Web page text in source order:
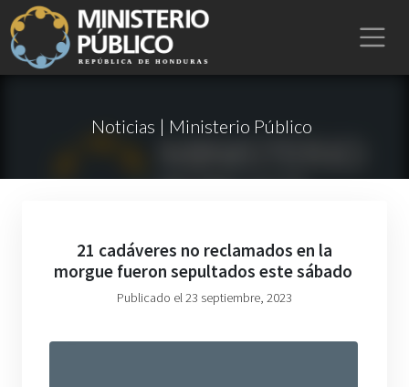
Noticias | Ministerio Público
21 cadáveres no reclamados en la
morgue fueron sepultados este sábado
Publicado el 23 septiembre, 2023